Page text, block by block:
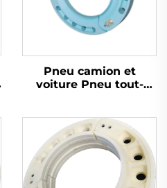
Pneu camion et
voiture Pneu tout-
de pneu plat de
secours R18 R19 R20